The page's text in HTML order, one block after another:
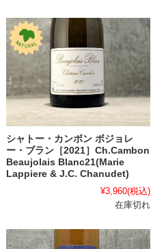
シャトー・カンボン ボジョレ
ー・ブラン［2021］Ch.Cambon
Beaujolais Blanc21(Marie
Lappiere & J.C. Chanudet)
¥3,960(税込)
在庫切れ